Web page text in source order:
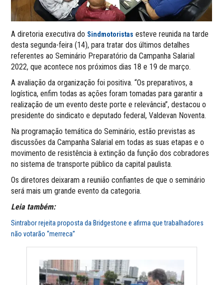
A diretoria executiva do Sindmotoristas esteve reunida na tarde
desta segunda-feira (14), para tratar dos últimos detalhes
referentes ao Seminário Preparatório da Campanha Salarial
2022, que acontece nos próximos dias 18 e 19 de março.
A avaliação da organização foi positiva. “Os preparativos, a
logística, enfim todas as ações foram tomadas para garantir a
realização de um evento deste porte e relevância”, destacou o
presidente do sindicato e deputado federal, Valdevan Noventa.
Na programação temática do Seminário, estão previstas as
discussões da Campanha Salarial em todas as suas etapas e o
movimento de resistência à extinção da função dos cobradores
no sistema de transporte público da capital paulista.
Os diretores deixaram a reunião confiantes de que o seminário
será mais um grande evento da categoria.
Leia também:
Sintrabor rejeita proposta da Bridgestone e afirma que trabalhadores
não votarão “merreca”